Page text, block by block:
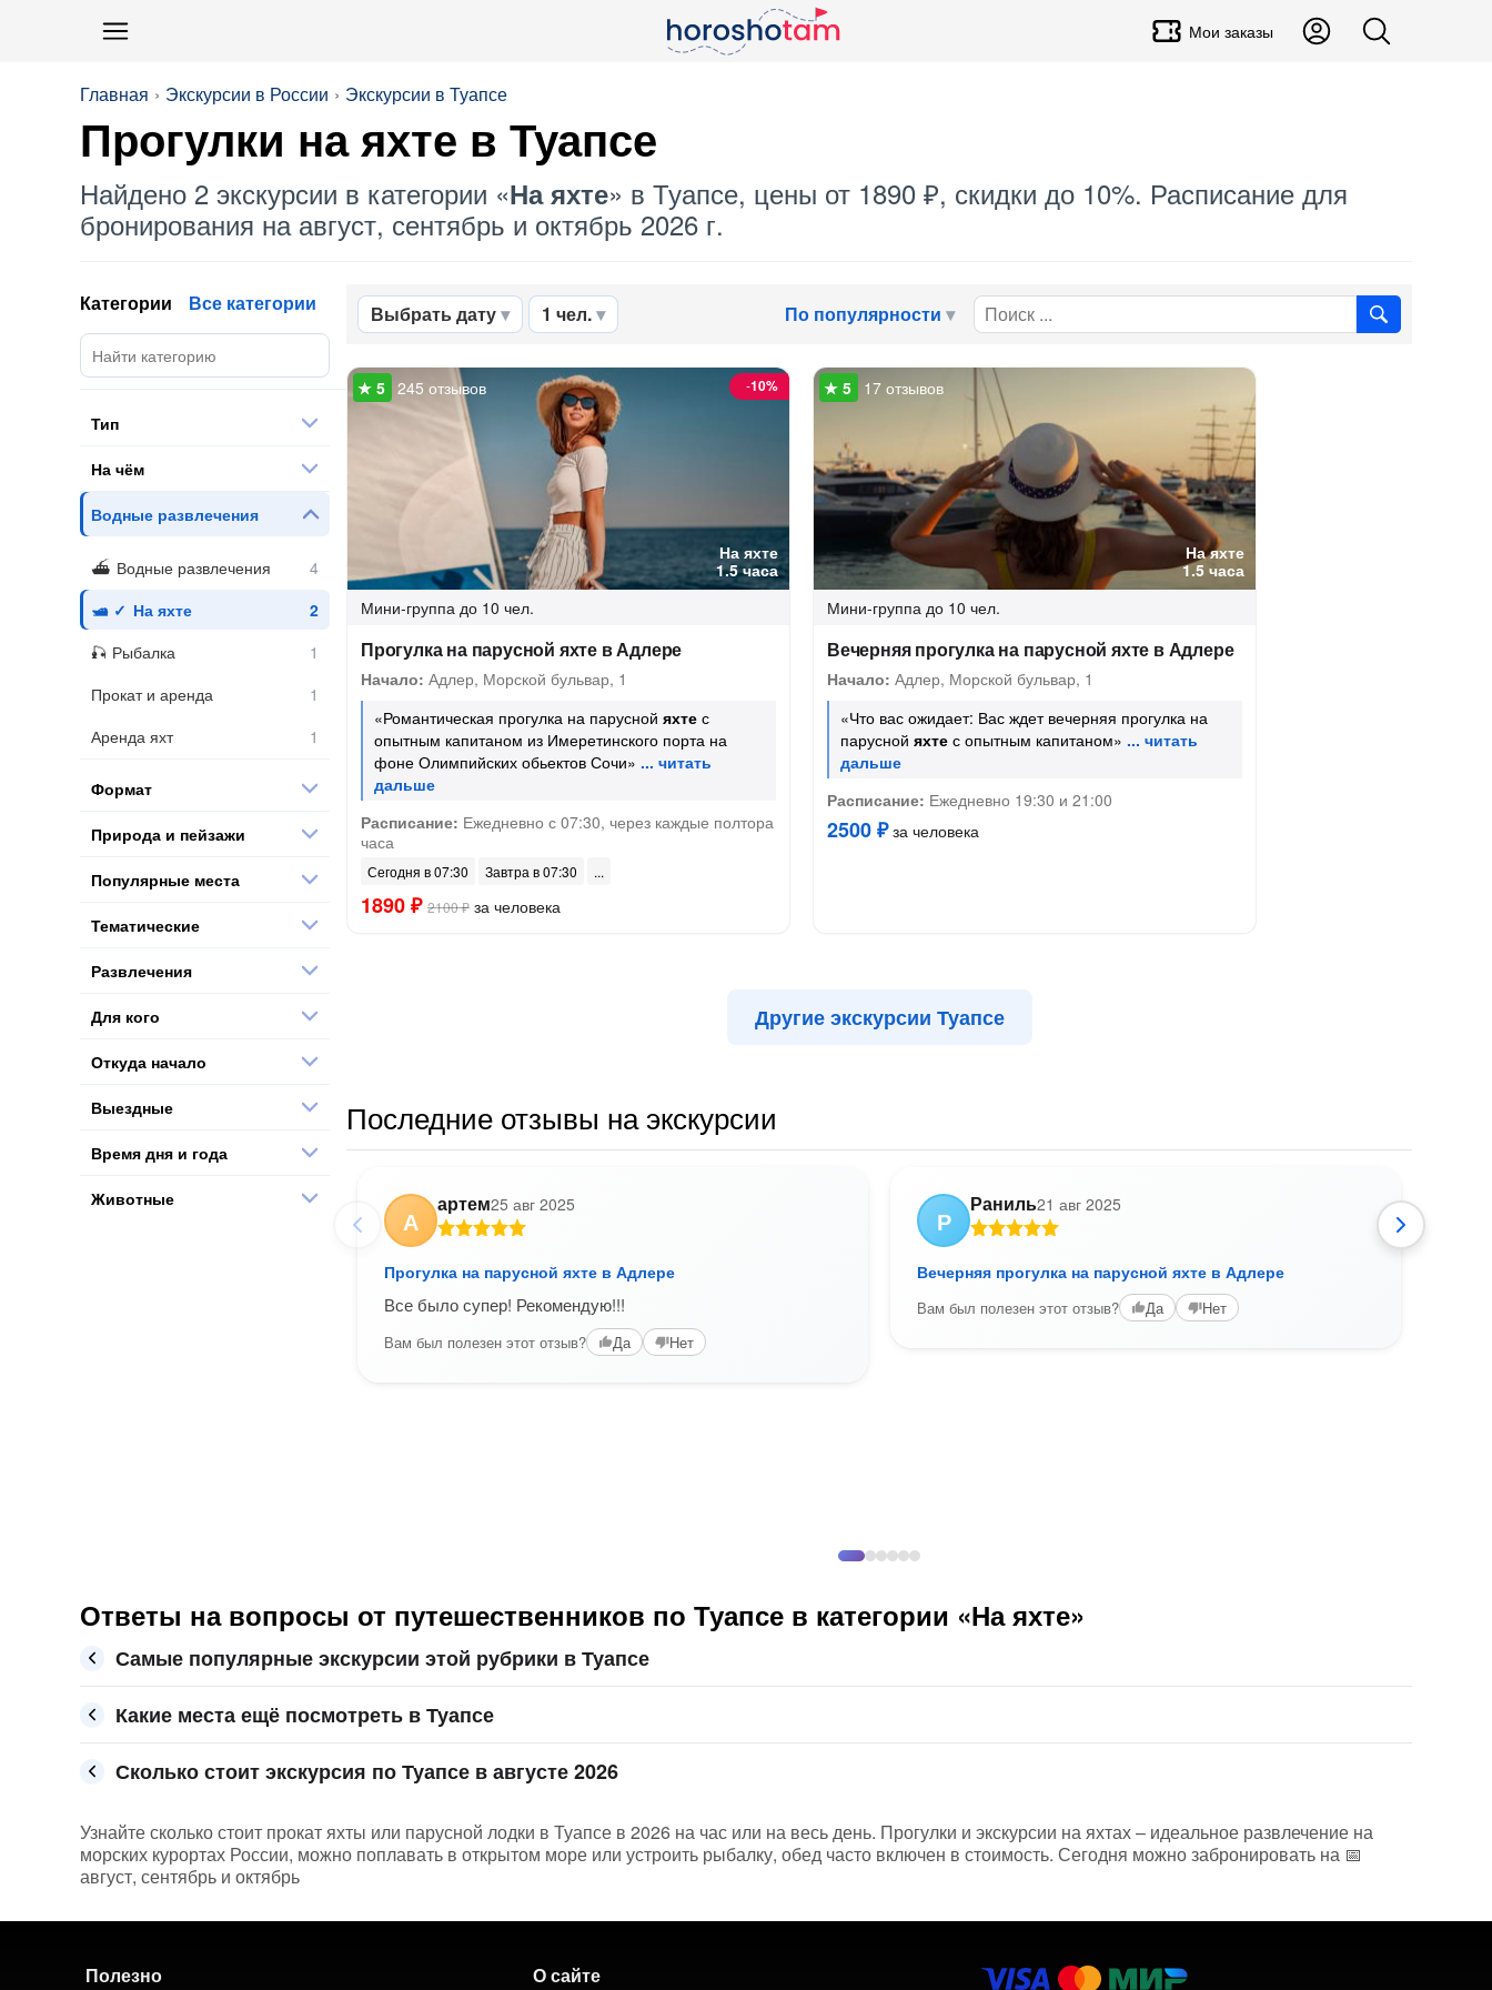
Мои заказы
Главная Экскурсии в России Экскурсии в Туапсе
Прогулки на яхте в Туапсе
Найдено 2 экскурсии в категории «На яхте» в Туапсе, цены от 1890 ₽, скидки до 10%. Расписание для
бронирования на август, сентябрь и октябрь 2026 г.
Выбрать дату 1 чел. По популярности
На яхте
1.5 часа
-10%
245 отзывов
Мини-группа до 10 чел.
Прогулка на парусной яхте в Адлере
Начало: Адлер, Морской бульвар, 1
«Романтическая прогулка на парусной яхте с
опытным капитаном из Имеретинского порта на
фоне Олимпийских обьектов Сочи»
Расписание: Ежедневно с 07:30, через каждые полтора
часа
Сегодня в 07:30 Завтра в 07:30
1890 ₽ 2100 ₽ за человека
На яхте
1.5 часа
17 отзывов
Мини-группа до 10 чел.
Вечерняя прогулка на парусной яхте в Адлере
Начало: Адлер, Морской бульвар, 1
«Что вас ожидает: Вас ждет вечерняя прогулка на
парусной яхте с опытным капитаном»
Расписание: Ежедневно 19:30 и 21:00
2500 ₽за человека
Другие экскурсии Туапсе
Последние отзывы на экскурсии
А
артем25 авг 2025
Прогулка на парусной яхте в Адлере
Все было супер! Рекомендую!!!
Вам был полезен этот отзыв? Да Нет
Р
Раниль21 авг 2025
Вечерняя прогулка на парусной яхте в Адлере
Вам был полезен этот отзыв? Да Нет
Категории Все категории
Тип
На чём
Водные развлечения
Водные развлечения
На яхте
Рыбалка
Прокат и аренда
Аренда яхт
Формат
Природа и пейзажи
Популярные места
Тематические
Развлечения
Для кого
Откуда начало
Выездные
Время дня и года
Животные
Ответы на вопросы от путешественников по Туапсе в категории «На яхте»
Самые популярные экскурсии этой рубрики в Туапсе
Какие места ещё посмотреть в Туапсе
Сколько стоит экскурсия по Туапсе в августе 2026
Узнайте сколько стоит прокат яхты или парусной лодки в Туапсе в 2026 на час или на весь день. Прогулки и экскурсии на яхтах – идеальное развлечение на
морских курортах России, можно поплавать в открытом море или устроить рыбалку, обед часто включен в стоимость. Сегодня можно забронировать на 📅
август, сентябрь и октябрь
Полезно О сайте